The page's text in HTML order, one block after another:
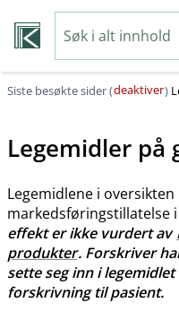
Siste besøkte sider (deaktiver)
Legemidler
Legemidlene i
markedsføringstillatelse
effekt er ikke vurdert av
produkter. Forskriver
sette seg inn i
forskrivning til pasient.